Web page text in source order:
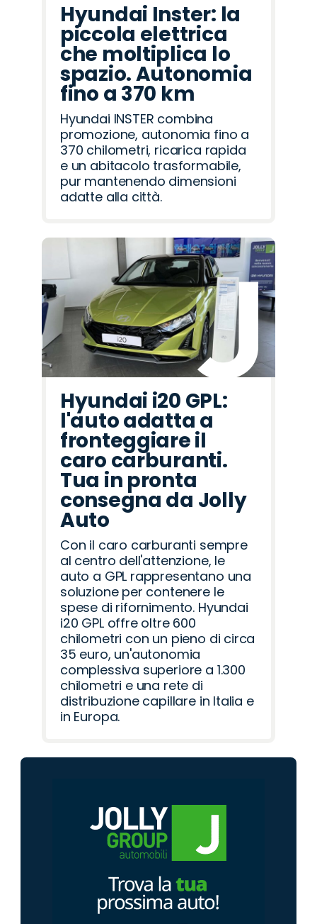
Hyundai Inster: la
piccola elettrica
che moltiplica lo
spazio. Autonomia
fino a 370 km
Hyundai INSTER combina
promozione, autonomia fino a
370 chilometri, ricarica rapida
e un abitacolo trasformabile,
pur mantenendo dimensioni
adatte alla città.
Hyundai i20 GPL:
l'auto adatta a
fronteggiare il
caro carburanti.
Tua in pronta
consegna da Jolly
Auto
Con il caro carburanti sempre
al centro dell'attenzione, le
auto a GPL rappresentano una
soluzione per contenere le
spese di rifornimento. Hyundai
i20 GPL offre oltre 600
chilometri con un pieno di circa
35 euro, un'autonomia
complessiva superiore a 1.300
chilometri e una rete di
distribuzione capillare in Italia e
in Europa.